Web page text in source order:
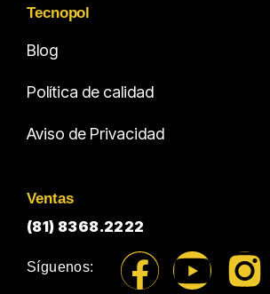
Tecnopol
Blog
Política de calidad
Aviso de Privacidad
Ventas
(81) 8368.2222
Síguenos: